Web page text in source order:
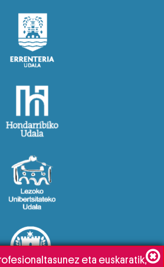
eta euskaratik,